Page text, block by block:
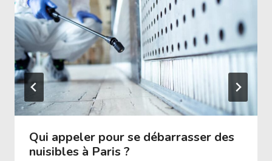
Qui appeler pour se débarrasser des
nuisibles à Paris ?